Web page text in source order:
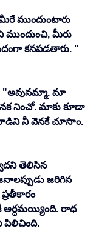
ముందుంటారు
మీరు
కనపడతారు. "
"అవునమ్మా. మా
నించో. మాకు కూడా
నీ వెనకే చూసాం.
తెలిసిన
జరిగిన
అర్ధమయ్యింది. రాధ
పిలిచింది.